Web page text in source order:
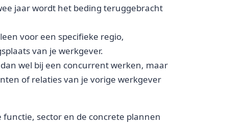
jaar wordt het beding teruggebracht
voor een specifieke regio,
van je werkgever.
dan wel bij een concurrent werken, maar
of relaties van je vorige werkgever
sector en de concrete plannen